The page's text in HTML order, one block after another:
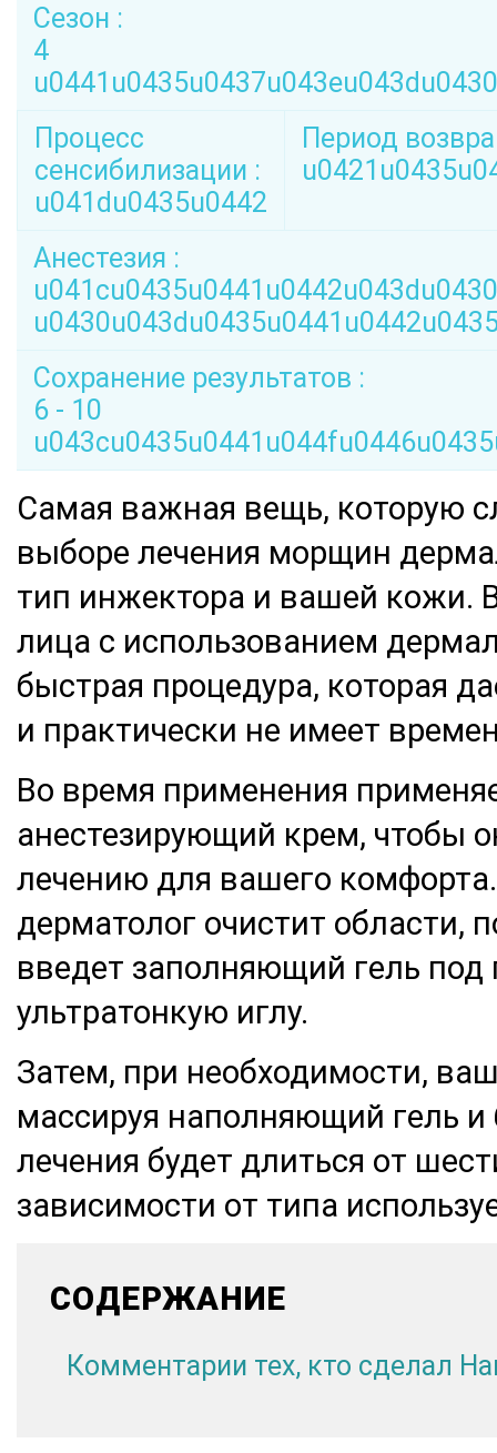
Сезон :
4
u0441u0435u0437u043eu043du0430
Процесс
сенсибилизации :
u041du0435u0442
Период
Анестезия :
Сохранение результатов :
6 - 10
Самая важная вещь, которую
выборе лечения морщин
тип инжектора и вашей кожи.
лица с использованием
быстрая процедура, которая
и практически не имеет
Во время применения
анестезирующий крем, чтобы
лечению для вашего
дерматолог очистит области,
введет заполняющий гель под
ультратонкую иглу.
Затем, при необходимости,
массируя наполняющий гель и
лечения будет длиться от
зависимости от типа
СОДЕРЖАНИЕ
Комментарии тех, кто сделал